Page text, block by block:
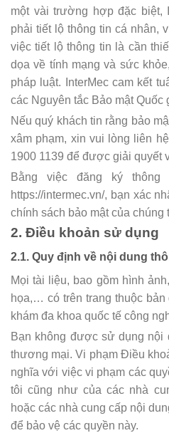
một vài trường hợp đặc biệt,
phải tiết lộ thông tin cá nhân,
việc tiết lộ thông tin là cần
dọa về tính mạng và sức
pháp luật. InterMec cam kết
các Nguyên tắc Bảo mật Quốc
Nếu quý khách tin rằng bảo
xâm phạm, xin vui lòng liên
1900 1139 để được giải quyết
Bằng việc đăng ký
https://intermec.vn/, bạn xác
chính sách bảo mật của chúng
2. Điều khoản sử dụng
2.1. Quy định về nội dung
Mọi tài liệu, bao gồm hình
họa,… có trên trang thuộc
khám đa khoa quốc tế công
Bạn không được sử dụng nội
thương mại. Vi phạm Điều
nghĩa với việc vi phạm các
tôi cũng như của các nhà
hoặc các nhà cung cấp nội
để bảo vệ các quyền này.